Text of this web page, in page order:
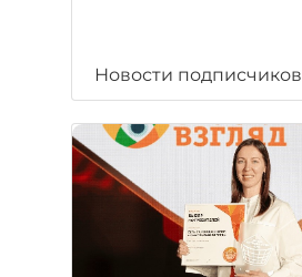
Новости подписчиков